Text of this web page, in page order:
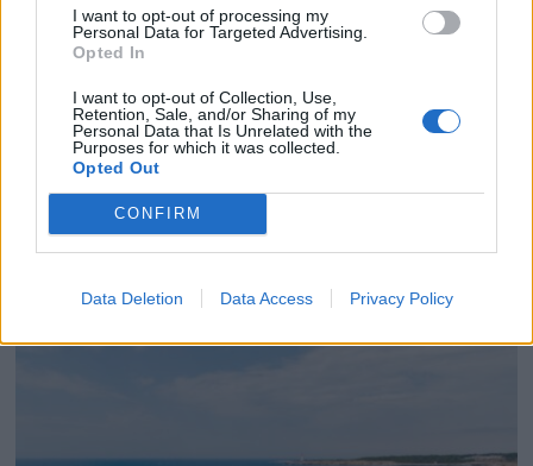
I want to opt-out of processing my
Personal Data for Targeted Advertising.
Opted In
I want to opt-out of Collection, Use,
Retention, Sale, and/or Sharing of my
Personal Data that Is Unrelated with the
Purposes for which it was collected.
Opted Out
CONFIRM
Data Deletion Data Access Privacy Policy
Fourmis réveillées : comment les garder hors de
votre cuisine cet été